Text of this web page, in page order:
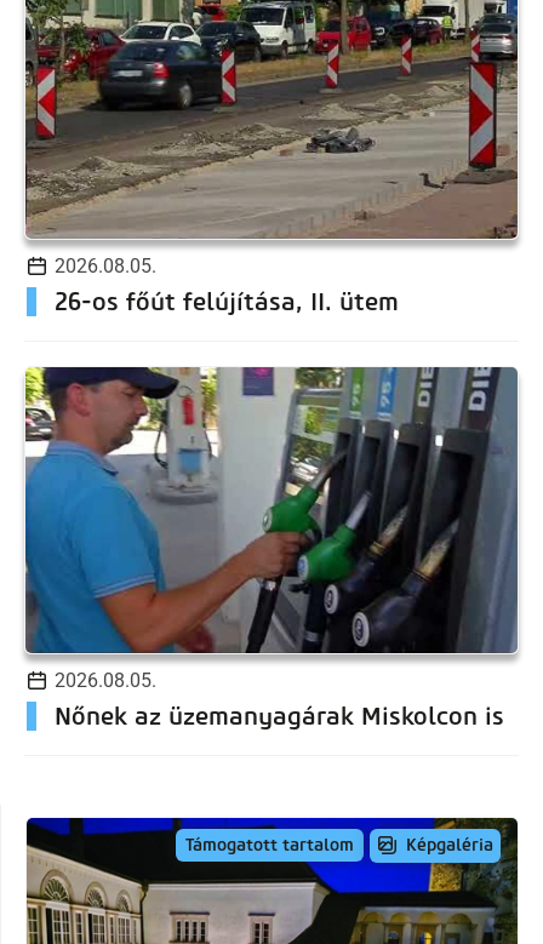
2026.08.05.
26-os főút felújítása, II. ütem
2026.08.05.
Nőnek az üzemanyagárak Miskolcon is
Támogatott tartalom Képgaléria